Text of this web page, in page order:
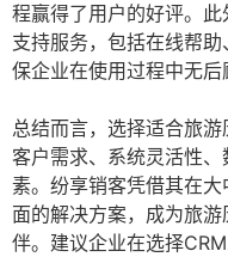
程赢得了用户的好评。
支持服务，包括在线帮
保企业在使用过程中无后
总结而言，选择适合旅
客户需求、系统灵活性
素。纷享销客凭借其在
面的解决方案，成为旅
伴。建议企业在选择